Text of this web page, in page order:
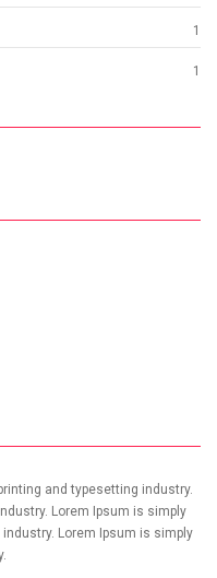
1
1
and typesetting industry.
Lorem Ipsum is simply
Lorem Ipsum is simply